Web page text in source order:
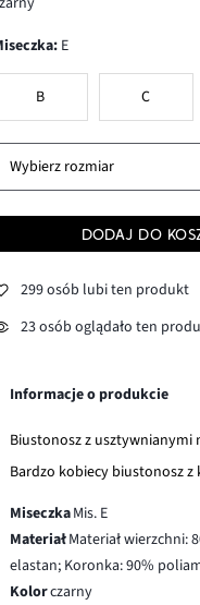
Miseczka: E
B C
Wybierz rozmiar
DODAJ DO
299 osób lubi ten produkt
23 osób oglądało ten
Informacje o produkcie
Biustonosz z usztywnianymi
Bardzo kobiecy biustonosz z
MiseczkaMis. E
MateriałMateriał wierzchni:
elastan; Koronka: 90%
Kolorczarny